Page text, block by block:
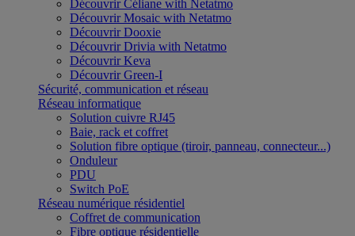
Découvrir Céliane with Netatmo
Découvrir Mosaic with Netatmo
Découvrir Dooxie
Découvrir Drivia with Netatmo
Découvrir Keva
Découvrir Green-I
Sécurité, communication et réseau
Réseau informatique
Solution cuivre RJ45
Baie, rack et coffret
Solution fibre optique (tiroir, panneau, connecteur...)
Onduleur
PDU
Switch PoE
Réseau numérique résidentiel
Coffret de communication
Fibre optique résidentielle